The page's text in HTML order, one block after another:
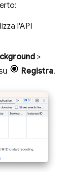
l'API
>
Registra.